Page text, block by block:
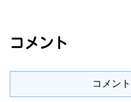
コメント
コメン